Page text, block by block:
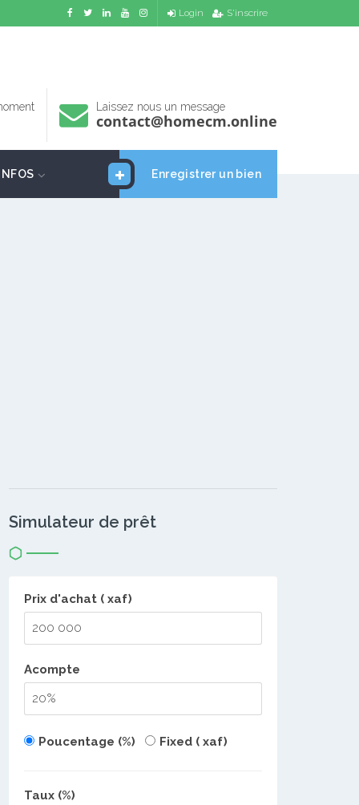
Login S'inscrire
Laissez nous un message
contact@homecm.online
Enregistrer un bien
INFOS
Simulateur de prêt
Prix d'achat ( xaf)
Acompte
Poucentage (%) Fixed ( xaf)
Taux (%)